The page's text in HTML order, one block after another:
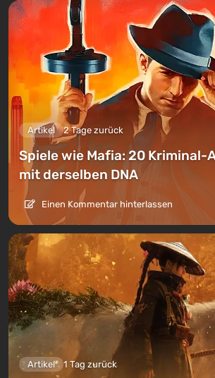
Artikel 2 Tage zurück
Spiele wie Mafia: 20 Kriminal-
mit derselben DNA
Einen Kommentar hinterlassen
Artikel 1 Tag zurück